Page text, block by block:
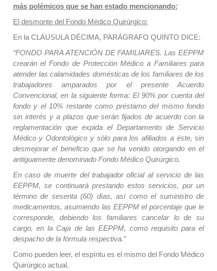
más polémicos que se han estado mencionando:
El desmonte del Fondo Médico Quirúrgico:
En la CLÁUSULA DÉCIMA, PARÁGRAFO QUINTO DICE:
“FONDO PARA ATENCIÓN DE FAMILIARES. Las EEPPM
crearán el Fondo de Protección Médico a Familiares para
atender las calamidades domésticas de los familiares de los
trabajadores amparados por el presente Acuerdo
Convencional, en la siguiente forma: El 90% por cuenta del
fondo y el 10% restante como préstamo del mismo fondo
sin interés y a plazos que serán fijados de acuerdo con la
reglamentación que expida el Departamento de Servicio
Médico y Odontológico y sólo para los afiliados a éste, sin
desmejorar el beneficio que se ha venido otorgando en el
antiguamente denominado Fondo Médico Quirúrgico.
En caso de muerte del trabajador oficial al servicio de las
EEPPM, se continuará prestando estos servicios, por un
término de sesenta (60) días, así como el suministro de
medicamentos, asumiendo las EEPPM el porcentaje que le
corresponde, debiendo los familiares cancelar lo de su
cargo, en la Caja de las EEPPM, como requisito para el
despacho de la fórmula respectiva.”
Como pueden leer, el espíritu es el mismo del Fondo Médico
Quirúrgico actual.